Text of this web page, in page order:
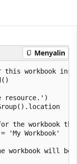
Menyalin
this workbook
resource.')
the workbook
'My Workbook'
workbook will